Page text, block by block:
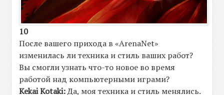
10
После вашего прихода в «ArenaNet»
изменилась ли техника и стиль ваших работ?
Вы смогли узнать что-то новое во время
работой над компьютерными играми?
Kekai Kotaki:Да, моя техника и стиль менялись.